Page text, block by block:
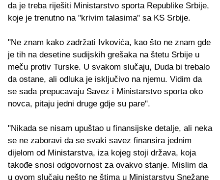
da je treba riješiti Ministarstvo sporta Republike Srbije,
koje je trenutno na "krivim talasima" sa KS Srbije.
"Ne znam kako zadržati Ivkovića, kao što ne znam gde
je tih na desetine sudijskih grešaka na štetu Srbije u
meču protiv Turske. U svakom slučaju, Duda bi trebalo
da ostane, ali odluka je isključivo na njemu. Vidim da
se sada prepucavaju Savez i Ministarstvo sporta oko
novca, pitaju jedni druge gdje su pare".
"Nikada se nisam upuštao u finansijske detalje, ali neka
se ne zaboravi da se svaki savez finansira jednim
dijelom od Ministarstva, iza kojeg stoji država, koja
takođe snosi odgovornost za ovakvo stanje. Mislim da
u ovom slučaju nešto ne štima u Ministarstvu Snežane